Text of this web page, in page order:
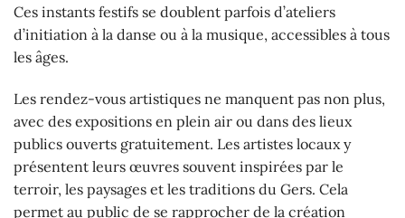
Ces instants festifs se doublent parfois d’ateliers
d’initiation à la danse ou à la musique, accessibles à tous
les âges.
Les rendez-vous artistiques ne manquent pas non plus,
avec des expositions en plein air ou dans des lieux
publics ouverts gratuitement. Les artistes locaux y
présentent leurs œuvres souvent inspirées par le
terroir, les paysages et les traditions du Gers. Cela
permet au public de se rapprocher de la création